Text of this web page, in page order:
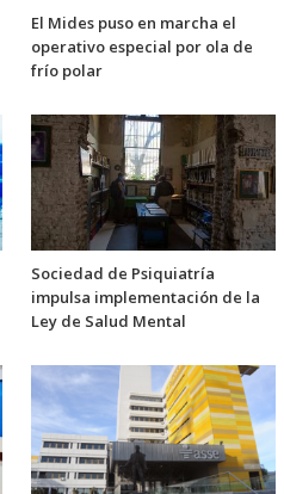
El Mides puso en marcha el
operativo especial por ola de
frío polar
Sociedad de Psiquiatría
impulsa implementación de la
Ley de Salud Mental